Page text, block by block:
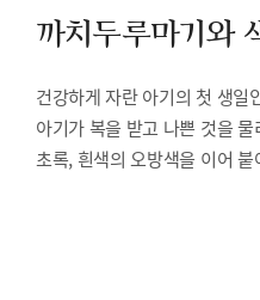
까치두루마기와
건강하게 자란 아기의 첫 생일
아기가 복을 받고 나쁜 것을
초록, 흰색의 오방색을 이어 붙